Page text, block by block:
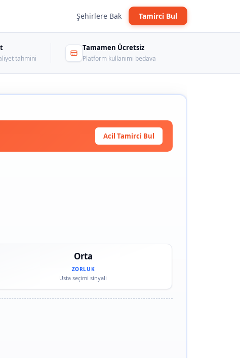
Şehirlere Bak Tamirci Bul
tahmini
Tamamen Ücretsiz
Platform kullanımı bedava
Acil Tamirci Bul
Orta
ZORLUK
Usta seçimi sinyali